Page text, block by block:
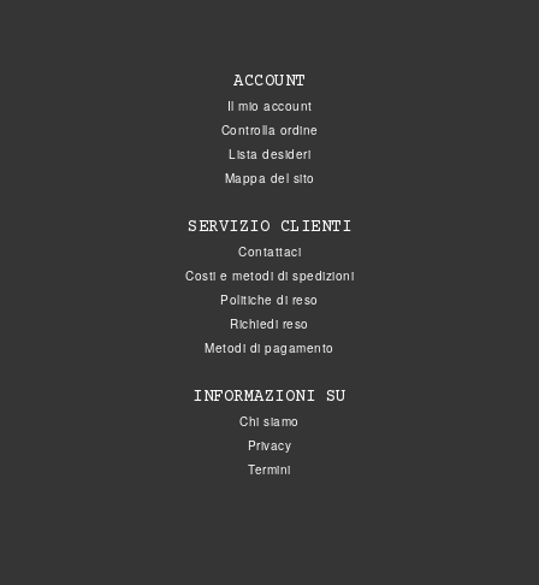
ACCOUNT
Il mio account
Controlla ordine
Lista desideri
Mappa del sito
SERVIZIO CLIENTI
Contattaci
Costi e metodi di spedizioni
Politiche di reso
Richiedi reso
Metodi di pagamento
INFORMAZIONI SU
Chi siamo
Privacy
Termini